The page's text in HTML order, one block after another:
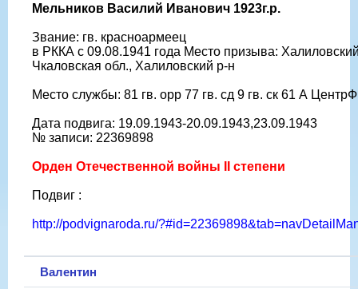
Мельников Василий Иванович 1923г.р.
Звание: гв. красноармеец
в РККА с 09.08.1941 года Место призыва:
Чкаловская обл., Халиловский р-н
Место службы: 81 гв. орр 77 гв. сд 9 гв. ск 61 А ЦентрФ
Дата подвига: 19.09.1943-20.09.1943,23.09.1943
№ записи: 22369898
Орден Отечественной войны II степени
Подвиг :
http://podvignaroda.ru/
Валентин